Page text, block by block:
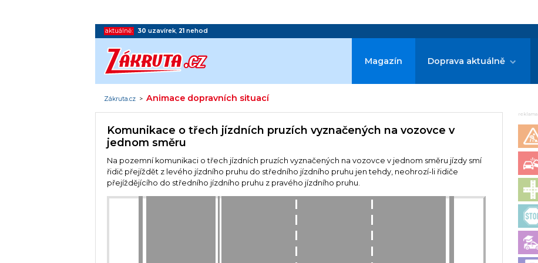
aktuálně: 30 uzavírek,21 nehod
Magazín Doprava aktuálně
Zákruta.cz >Animace dopravních situací
Komunikace o třech jízdních pruzích vyznačených na vozovce v
jednom směru
Na pozemní komunikaci o třech jízdních pruzích vyznačených na vozovce v jednom směru jízdy smí
řidič přejíždět z levého jízdního pruhu do středního jízdního pruhu jen tehdy, neohrozí-li řidiče
přejíždějícího do středního jízdního pruhu z pravého jízdního pruhu.
reklama